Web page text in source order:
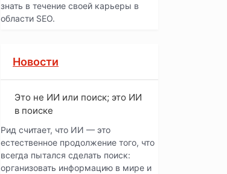
знать в течение своей карьеры в
области SEO.
Новости
Это не ИИ или поиск; это ИИ
в поиске
Рид считает, что ИИ — это
естественное продолжение того, что
всегда пытался сделать поиск:
организовать информацию в мире и